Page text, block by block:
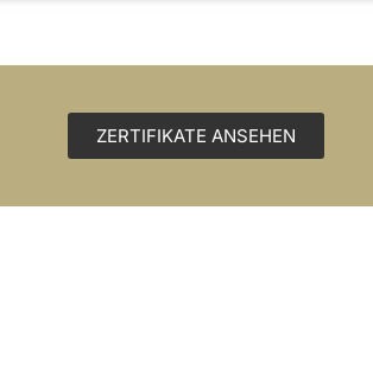
ZERTIFIKATE ANSEHEN